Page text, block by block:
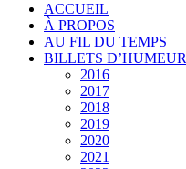
ACCUEIL
À PROPOS
AU FIL DU TEMPS
BILLETS D’HUMEUR
2016
2017
2018
2019
2020
2021